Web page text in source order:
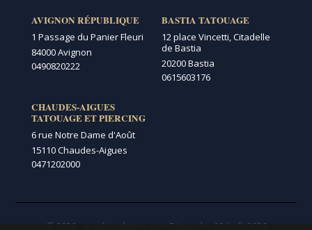
AVIGNON RÉPUBLIQUE
1 Passage du Panier Fleuri
84000 Avignon
0490820222
CHAUDES-AIGUES
TATOUAGE ET PIERCING
6 rue Notre Dame d'Août
15110 Chaudes-Aigues
0471202000
BASTIA TATOUAGE
12 place Vincetti, Citadelle
de Bastia
20200 Bastia
0615603176
© 2026 - graphicaderme.com Dimanche 09 Août 2026